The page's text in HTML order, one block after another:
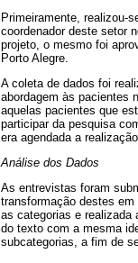
Primeiramente, realizou-
coordenador deste setor
projeto, o mesmo foi
Porto Alegre.
A coleta de dados foi
abordagem às pacientes
aquelas pacientes que
participar da pesquisa
era agendada a
Análise dos Dados
As entrevistas foram
transformação destes
as categorias e realizada
do texto com a mesma
subcategorias, a fim de